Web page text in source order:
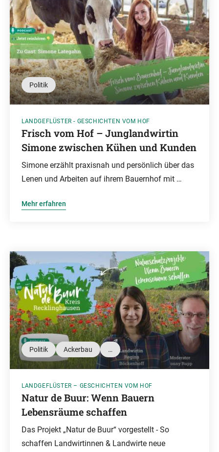
Politik
LANDGEFLÜSTER - GESCHICHTEN VOM HOF
Frisch vom Hof – Junglandwirtin
Simone zwischen Kühen und Kunden
Simone erzählt praxisnah und persönlich über das
Lenen und Arbeiten auf ihrem Bauernhof mit …
Mehr erfahren
Politik Ackerbau …
LANDGEFLÜSTER – GESCHICHTEN VOM HOF
Natur de Buur: Wenn Bauern
Lebensräume schaffen
Das Projekt „Natur de Buur“ vorgestellt - So
schaffen Landwirtinnen & Landwirte neue